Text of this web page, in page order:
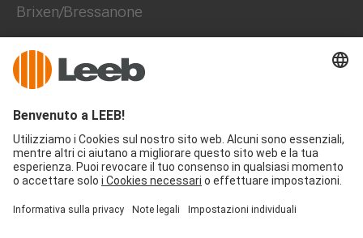
Brixen/Bressanone
+39 472 785508
+39 371 1472844
office@leeb-balkone.com